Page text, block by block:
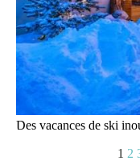
Des vacances de ski
1 2